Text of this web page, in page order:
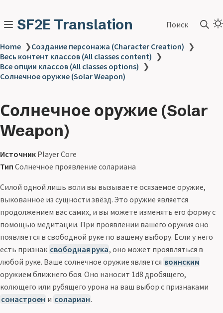
SF2E Translation Поиск
Home ❯Создание персонажа (Character Creation) ❯
Весь контент классов (All classes content) ❯
Все опции классов (All classes options) ❯
Солнечное оружие (Solar Weapon)
Солнечное оружие (Solar
Weapon)
Источник Player Core
Тип Солнечное проявление солариана
Силой одной лишь воли вы вызываете осязаемое оружие,
выкованное из сущности звёзд. Это оружие является
продолжением вас самих, и вы можете изменять его форму с
помощью медитации. При проявлении вашего оружия оно
появляется в свободной руке по вашему выбору. Если у него
есть признак свободная рука, оно может проявляться в
любой руке. Ваше солнечное оружие является воинским
оружием ближнего боя. Оно наносит 1d8 дробящего,
колющего или рубящего урона на ваш выбор с признаками
сонастроен и солариан.